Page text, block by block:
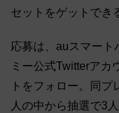
セットをゲットでき
応募は、auスマート
ミー公式Twitterアカ
トをフォロー。同
人の中から抽選で3